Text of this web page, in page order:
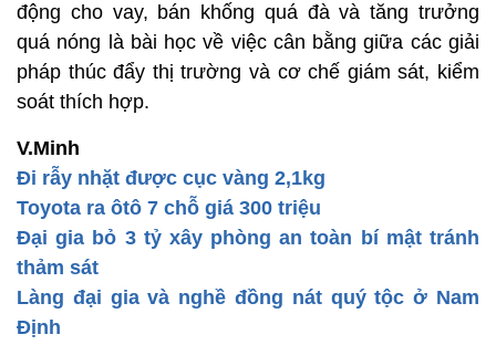
động cho vay, bán khống quá đà và tăng trưởng
quá nóng là bài học về việc cân bằng giữa các giải
pháp thúc đẩy thị trường và cơ chế giám sát, kiểm
soát thích hợp.
V.Minh
Đi rẫy nhặt được cục vàng 2,1kg
Toyota ra ôtô 7 chỗ giá 300 triệu
Đại gia bỏ 3 tỷ xây phòng an toàn bí mật tránh
thảm sát
Làng đại gia và nghề đồng nát quý tộc ở Nam
Định